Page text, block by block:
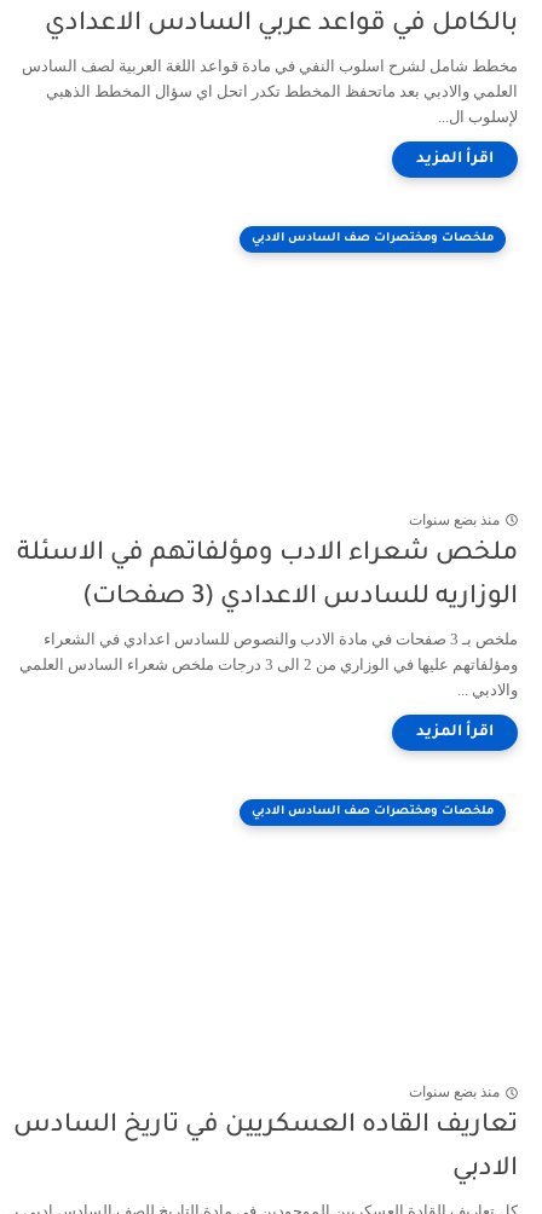
بالكامل في قواعد عربي السادس الاعدادي
مخطط شامل لشرح اسلوب النفي في مادة قواعد اللغة العربية لصف السادس
العلمي والادبي بعد ماتحفظ المخطط تكدر اتحل اي سؤال المخطط الذهبي
لإسلوب ال...
ملخصات ومختصرات صف السادس الادبي
منذ بضع سنوات
ملخص شعراء الادب ومؤلفاتهم في الاسئلة
الوزاريه للسادس الاعدادي (3 صفحات)
ملخص بـ 3 صفحات في مادة الادب والنصوص للسادس اعدادي في الشعراء
ومؤلفاتهم عليها في الوزاري من 2 الى 3 درجات ملخص شعراء السادس العلمي
والادبي ...
ملخصات ومختصرات صف السادس الادبي
منذ بضع سنوات
تعاريف القاده العسكريين في تاريخ السادس
الادبي